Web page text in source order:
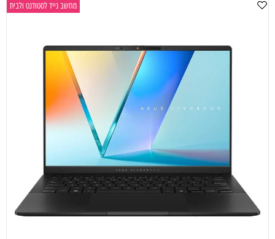
מחשב נייד לסטודנט ולבית